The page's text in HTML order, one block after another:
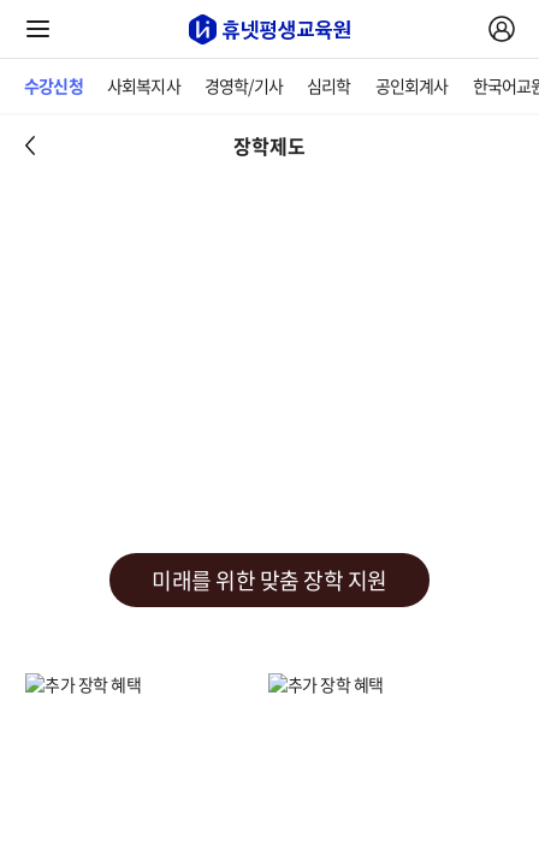
수강신청 사회복지사 경영학/기사 심리학 공인회계사 한국어교
장학제도
미래를 위한 맞춤 장학 지원